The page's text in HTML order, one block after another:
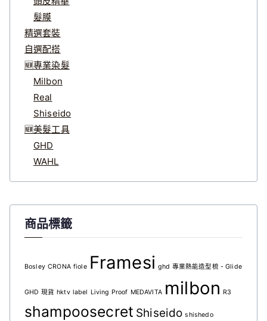
髮膜
精選套裝
自選配搭
🆕專業染髮
Milbon
Real
Shiseido
🆕美髮工具
GHD
WAHL
商品標籤
Bosley CRONA fiole Framesi ghd 專業熱能造型梳 - Glide
GHD 現貨 hktv label Living Proof MEDAVITA milbon R3
shampoosecret Shiseido shishedo